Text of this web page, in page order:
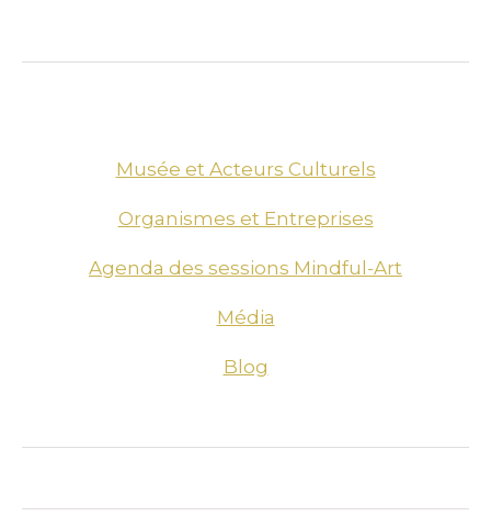
Musée et Acteurs Culturels
Organismes et Entreprises
Agenda des sessions Mindful-Art
Média
Blog